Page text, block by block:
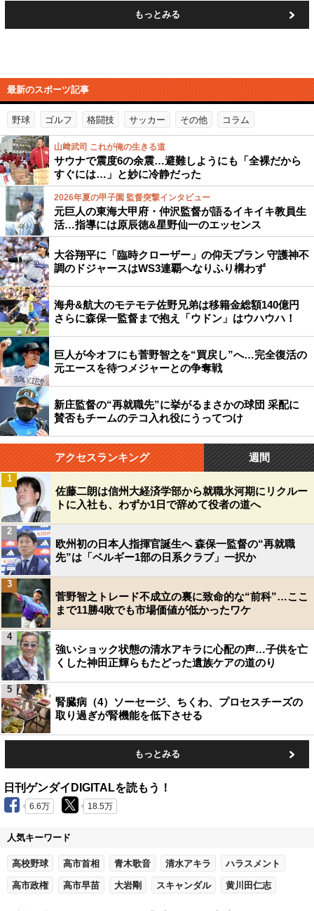
もっとみる
最新のスポーツ記事
野球 ゴルフ 格闘技 サッカー その他 コラム
山﨑武司 これが俺の生きる道
サウナで震度6の余震…避難しようにも「全裸だから
すぐには…」と妙に冷静だった
2026年夏の甲子園 監督突撃インタビュー
元巨人の東海大甲府・仲沢監督が語るイキイキ教員生
活…指導には原辰徳&星野仙一のエッセンス
大谷翔平に「臨時クローザー」の仰天プラン 守護神不
調のドジャースはWS3連覇へなりふり構わず
海舟&航大のモテモテ佐野兄弟は移籍金総額140億円
さらに森保一監督まで抱え「ウドン」はウハウハ！
巨人が今オフにも菅野智之を“買戻し”へ…完全復活の
元エースを待つメジャーとの争奪戦
新庄監督の“再就職先”に挙がるまさかの球団 采配に
賛否もチームのテコ入れ役にうってつけ
アクセスランキング 週間
佐藤二朗は信州大経済学部から就職氷河期にリクルー
トに入社も、わずか1日で辞めて役者の道へ
1
欧州初の日本人指揮官誕生へ 森保一監督の“再就職
先”は「ベルギー1部の日系クラブ」一択か
2
菅野智之トレード不成立の裏に致命的な“前科”…ここ
まで11勝4敗でも市場価値が低かったワケ
3
強いショック状態の清水アキラに心配の声…子供を亡
くした神田正輝らもたどった遺族ケアの道のり
4
腎臓病（4）ソーセージ、ちくわ、プロセスチーズの
取り過ぎが腎機能を低下させる
5
もっとみる
日刊ゲンダイDIGITALを読もう！
6.6万 18.5万
人気キーワード
高校野球 高市首相 青木歌音 清水アキラ ハラスメント
高市政権 高市早苗 大岩剛 スキャンダル 黄川田仁志